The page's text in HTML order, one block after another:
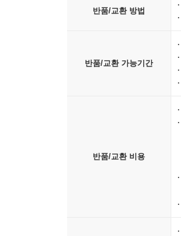
반품/교환 방법
반품/교환 가능기간
반품/교환 비용